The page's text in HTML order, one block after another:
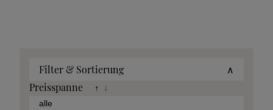
Filter & Sortierung
∧
Preisspanne
↑ ↓